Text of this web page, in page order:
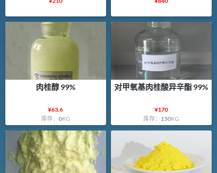
肉桂醇 99%
¥63.6
库存： 0KG
对甲氧基肉桂酸异辛酯 99%
¥170
库存： 150KG